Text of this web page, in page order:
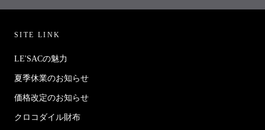
SITE LINK
LE'SACの魅力
夏季休業のお知らせ
価格改定のお知らせ
クロコダイル財布